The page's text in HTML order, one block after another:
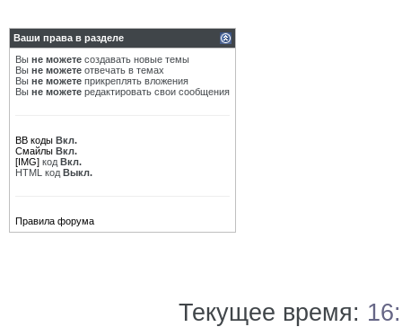
Ваши права в разделе
Вы не можете создавать новые темы
Вы не можете отвечать в темах
Вы не можете прикреплять вложения
Вы не можете редактировать свои сообщения
BB коды Вкл.
Смайлы Вкл.
[IMG] код Вкл.
HTML код Выкл.
Правила форума
Текущее время: